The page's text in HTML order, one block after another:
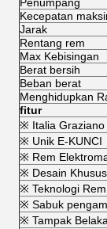
Kecepatan
Jarak
Rentang rem
Max Kebisingan
Berat bersih
Beban berat
Menghidupkan
fitur
※ Italia Graziano
※ Unik E-KUNCI
※ Rem
※ Desain
※ Teknologi
※ Sabuk
※ Tampak